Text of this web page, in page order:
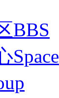
BBS
Space